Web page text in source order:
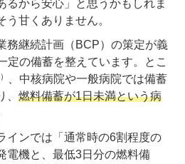
るから安心」と思うかもしれま
甘くありません。
務継続計画（BCP）の策定が義
定の備蓄を整えています。とこ
、中核病院や一般病院では備蓄
燃料備蓄が1日未満という病
インでは「通常時の6割程度の
電機と、最低3日分の燃料備